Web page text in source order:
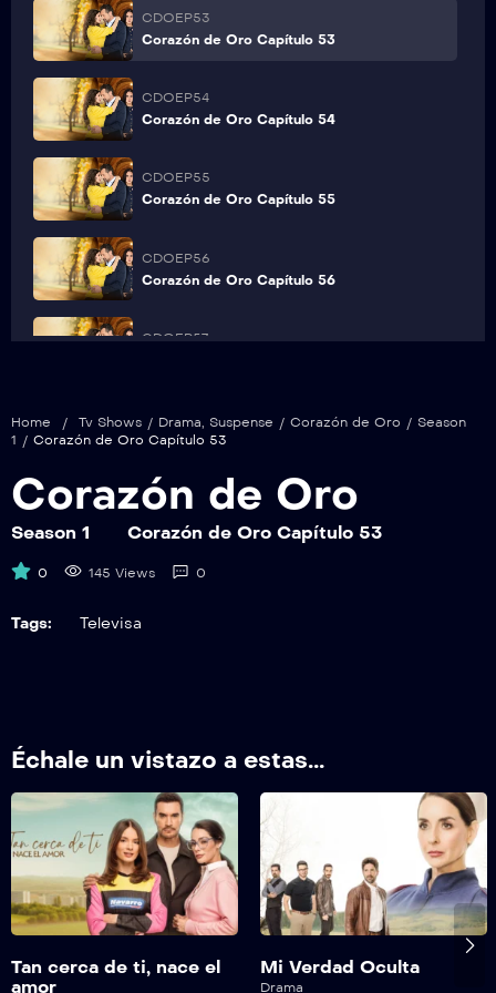
CDOEP53
Corazón de Oro Capítulo 53
CDOEP54
Corazón de Oro Capítulo 54
CDOEP55
Corazón de Oro Capítulo 55
CDOEP56
Corazón de Oro Capítulo 56
CDOEP57
CDOEP58
Corazón de Oro Capítulo 58
CDOEP59
CDOEP60
Corazón de Oro Capítulo 62
CDOEP63
Corazón de Oro Capítulo 63
CDOEP64
Corazón de Oro Capítulo 64
CDOEP65
Home / Tv Shows / Drama, Suspense / Corazón de Oro / Season
1 / Corazón de Oro Capítulo 53
Corazón de Oro
Season 1 Corazón de Oro Capítulo 53
0 145 Views 0
Tags: Televisa
Échale un vistazo a estas...
Tan cerca de ti, nace el
amor
Mi Verdad Oculta
Drama